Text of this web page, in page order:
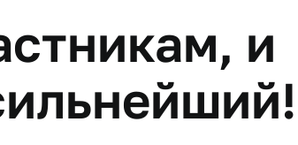
и